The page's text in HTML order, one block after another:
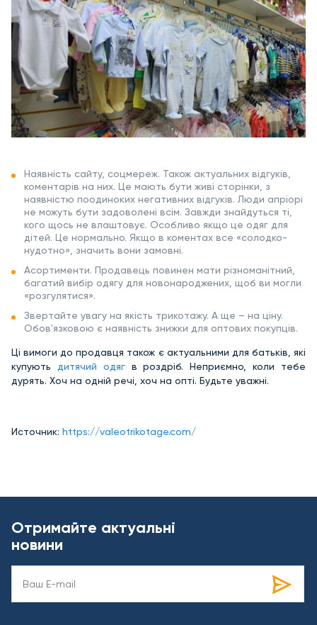
Наявність сайту, соцмереж. Також актуальних відгуків,
коментарів на них. Це мають бути живі сторінки, з
наявністю поодиноких негативних відгуків. Люди апріорі
не можуть бути задоволені всім. Завжди знайдуться ті,
кого щось не влаштовує. Особливо якщо це одяг для
дітей. Це нормально. Якщо в коментах все «солодко-
нудотно», значить вони замовні.
Асортименти. Продавець повинен мати різноманітний,
багатий вибір одягу для новонароджених, щоб ви могли
«розгулятися».
Звертайте увагу на якість трикотажу. А ще – на ціну.
Обов'язковою є наявність знижки для оптових покупців.
Ці вимоги до продавця також є актуальними для батьків, які
купують дитячий одягв роздріб. Неприємно, коли тебе
дурять. Хоч на одній речі, хоч на опті. Будьте уважні.
Источник: https://valeotrikotage.com/
Отримайте актуальні
новини